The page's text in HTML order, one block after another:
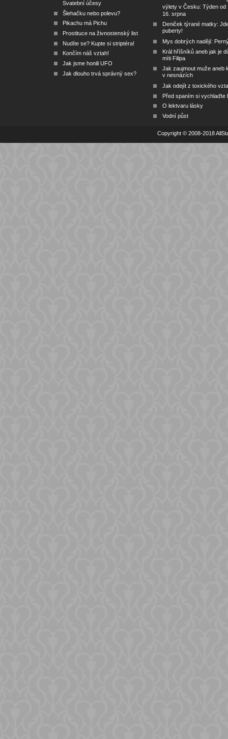
Svatební účesy
Šlehačku nebo polevu?
Pikachu má Pichu
Prostituce na živnostenský list
Nudíte se? Kupte si striptéra!
Končím náš vztah!
Jak jsme honili UFO
Jak dlouho trvá správný sex?
výlety v Česku: Týden od
16. srpna
Deniček týrané matky:
puberty!
Mys dobrých nadějí:
Král hříšníků aneb jak je
míti Filipa
Jak zaujmout muže aneb
v nesnázích
Jak odejít z toxického
Před spaním si vychlaďte
O lektvaru lásky
Vodní půst
Copyright © 2008-2018